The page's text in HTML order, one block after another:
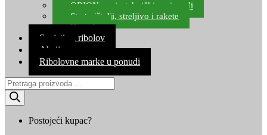
ORION nepirotehnički proizvodi
Start pištolji, streljivo i rakete
Kontakt
Savjeti za ribolov
Akcija
Ribolovne marke u ponudi
Products
search
Postojeći kupac?